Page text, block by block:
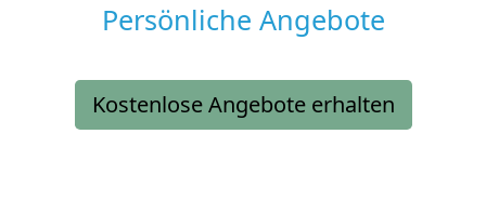
Persönliche Angebote
Kostenlose Angebote erhalten